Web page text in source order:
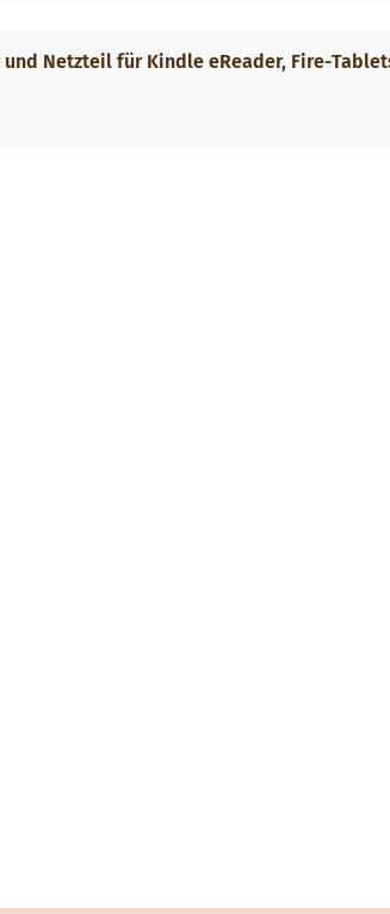
Netzteil für Kindle eReader, Fire-